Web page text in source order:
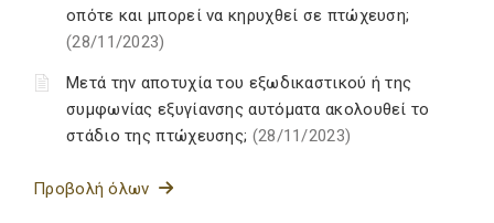
οπότε και μπορεί να κηρυχθεί σε πτώχευση;
(28/11/2023)
Μετά την αποτυχία του εξωδικαστικού ή της
συμφωνίας εξυγίανσης αυτόματα ακολουθεί το
στάδιο της πτώχευσης; (28/11/2023)
Προβολή όλων